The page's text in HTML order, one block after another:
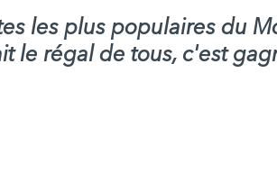
les plus populaires du
le régal de tous, c'est